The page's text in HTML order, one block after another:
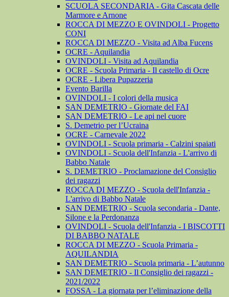
SCUOLA SECONDARIA - Gita Cascata delle
Marmore e Arnone
ROCCA DI MEZZO E OVINDOLI - Progetto
CONI
ROCCA DI MEZZO - Visita ad Alba Fucens
OCRE - Aquilandia
OVINDOLI - Visita ad Aquilandia
OCRE - Scuola Primaria - Il castello di Ocre
OCRE - Libera Pupazzeria
Evento Barilla
OVINDOLI - I colori della musica
SAN DEMETRIO - Giornate del FAI
SAN DEMETRIO - Le api nel cuore
S. Demetrio per l’Ucraina
OCRE - Carnevale 2022
OVINDOLI - Scuola primaria - Calzini spaiati
OVINDOLI - Scuola dell'Infanzia - L'arrivo di
Babbo Natale
S. DEMETRIO - Proclamazione del Consiglio
dei ragazzi
ROCCA DI MEZZO - Scuola dell'Infanzia -
L'arrivo di Babbo Natale
SAN DEMETRIO - Scuola secondaria - Dante,
Silone e la Perdonanza
OVINDOLI - Scuola dell'Infanzia - I BISCOTTI
DI BABBO NATALE
ROCCA DI MEZZO - Scuola Primaria -
AQUILANDIA
SAN DEMETRIO - Scuola primaria - L’autunno
SAN DEMETRIO - Il Consiglio dei ragazzi -
2021/2022
FOSSA - La giornata per l’eliminazione della